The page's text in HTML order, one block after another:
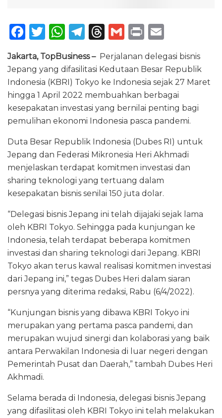
F
c
e
b
o
o
k
T
it
te
r
W
h
a
ts
A
p
p
T
e
g
ra
m
T
re
a
d
s
G
ai
l
P
n
t
ai
l
Jakarta, TopBusiness –Perjalanan delegasi bisnis
Jepang yang difasilitasi Kedutaan Besar Republik
Indonesia (KBRI) Tokyo ke Indonesia sejak 27 Maret
hingga 1 April 2022 membuahkan berbagai
kesepakatan investasi yang bernilai penting bagi
pemulihan ekonomi Indonesia pasca pandemi.
Duta Besar Republik Indonesia (Dubes RI) untuk
Jepang dan Federasi Mikronesia Heri Akhmadi
menjelaskan terdapat komitmen investasi dan
sharing teknologi yang tertuang dalam
kesepakatan bisnis senilai 150 juta dolar.
“Delegasi bisnis Jepang ini telah dijajaki sejak lama
oleh KBRI Tokyo. Sehingga pada kunjungan ke
Indonesia, telah terdapat beberapa komitmen
investasi dan sharing teknologi dari Jepang. KBRI
Tokyo akan terus kawal realisasi komitmen investasi
dari Jepang ini,” tegas Dubes Heri dalam siaran
persnya yang diterima redaksi, Rabu (6/4/2022).
“Kunjungan bisnis yang dibawa KBRI Tokyo ini
merupakan yang pertama pasca pandemi, dan
merupakan wujud sinergi dan kolaborasi yang baik
antara Perwakilan Indonesia di luar negeri dengan
Pemerintah Pusat dan Daerah,” tambah Dubes Heri
Akhmadi.
Selama berada di Indonesia, delegasi bisnis Jepang
yang difasilitasi oleh KBRI Tokyo ini telah melakukan